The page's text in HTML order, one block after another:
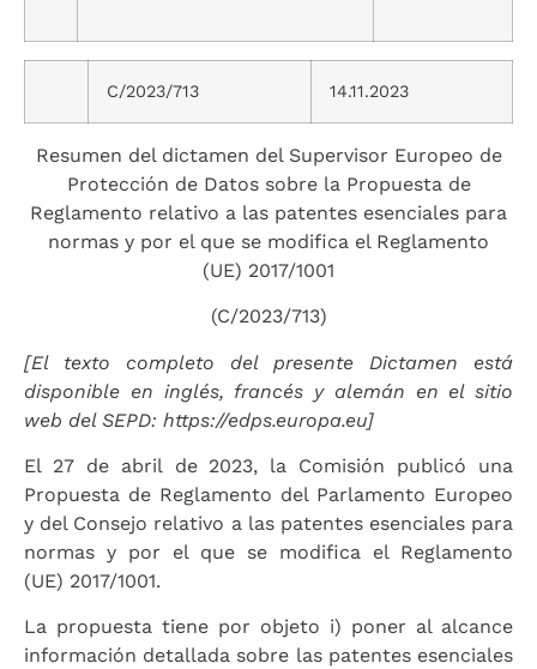
C/2023/713 14.11.2023
Resumen del dictamen del Supervisor Europeo de
Protección de Datos sobre la Propuesta de
Reglamento relativo a las patentes esenciales para
normas y por el que se modifica el Reglamento
(UE) 2017/1001
(C/2023/713)
[El texto completo del presente Dictamen está
disponible en inglés, francés y alemán en el sitio
web del SEPD: https://edps.europa.eu]
El 27 de abril de 2023, la Comisión publicó una
Propuesta de Reglamento del Parlamento Europeo
y del Consejo relativo a las patentes esenciales para
normas y por el que se modifica el Reglamento
(UE) 2017/1001.
La propuesta tiene por objeto i) poner al alcance
información detallada sobre las patentes esenciales